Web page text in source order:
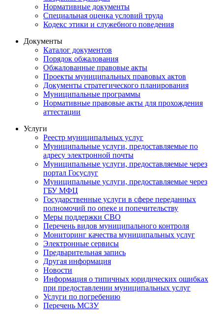
Нормативные документы
Специальная оценка условий труда
Кодекс этики и служебного поведения
Документы
Каталог документов
Порядок обжалования
Обжалованные правовые акты
Проекты муниципальных правовых актов
Документы стратегического планирования
Муниципальные программы
Нормативные правовые акты для прохождения
аттестации
Услуги
Реестр муниципальных услуг
Муниципальные услуги, предоставляемые по
адресу электронной почты
Муниципальные услуги, предоставляемые через
портал Госуслуг
Муниципальные услуги, предоставляемые через
ГБУ МФЦ
Государственные услуги в сфере переданных
полномочий по опеке и попечительству
Меры поддержки СВО
Перечень видов муниципального контроля
Мониторинг качества муниципальных услуг
Электронные сервисы
Предварительная запись
Другая информация
Новости
Информация о типичных юридических ошибках
при предоставлении муниципальных услуг
Услуги по погребению
Перечень МСЗУ